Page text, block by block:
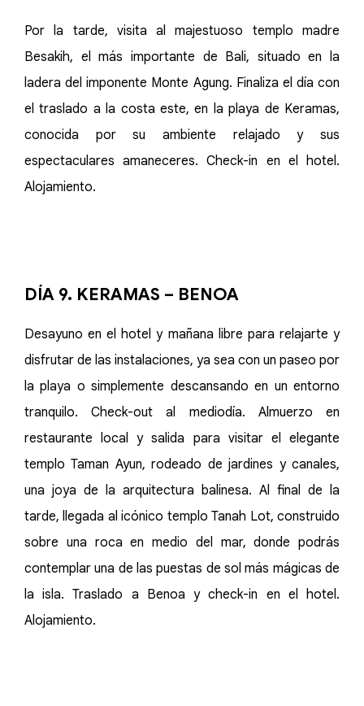
Por la tarde, visita al majestuoso templo madre
Besakih, el más importante de Bali, situado en la
ladera del imponente Monte Agung. Finaliza el día con
el traslado a la costa este, en la playa de Keramas,
conocida por su ambiente relajado y sus
espectaculares amaneceres. Check-in en el hotel.
Alojamiento.
DÍA 9. KERAMAS – BENOA
Desayuno en el hotel y mañana libre para relajarte y
disfrutar de las instalaciones, ya sea con un paseo por
la playa o simplemente descansando en un entorno
tranquilo. Check-out al mediodía. Almuerzo en
restaurante local y salida para visitar el elegante
templo Taman Ayun, rodeado de jardines y canales,
una joya de la arquitectura balinesa. Al final de la
tarde, llegada al icónico templo Tanah Lot, construido
sobre una roca en medio del mar, donde podrás
contemplar una de las puestas de sol más mágicas de
la isla. Traslado a Benoa y check-in en el hotel.
Alojamiento.